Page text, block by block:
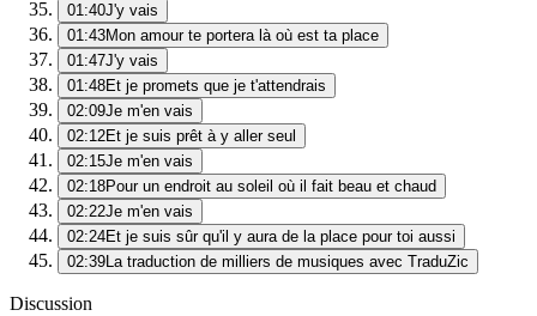
01:40J'y vais
01:43Mon amour te portera là où est ta place
01:47J'y vais
01:48Et je promets que je t'attendrais
02:09Je m'en vais
02:12Et je suis prêt à y aller seul
02:15Je m'en vais
02:18Pour un endroit au soleil où il fait beau et chaud
02:22Je m'en vais
02:24Et je suis sûr qu'il y aura de la place pour toi aussi
02:39La traduction de milliers de musiques avec TraduZic
Discussion